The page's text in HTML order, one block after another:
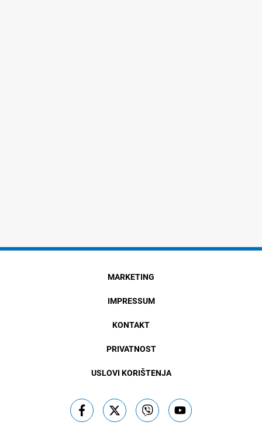
MARKETING
IMPRESSUM
KONTAKT
PRIVATNOST
USLOVI KORIŠTENJA